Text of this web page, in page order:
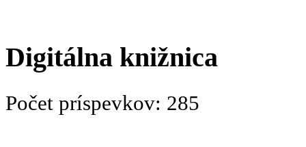
Digitálna knižnica
Počet príspevkov: 285